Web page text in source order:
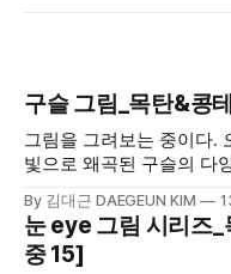
구슬 그림_목탄&콩
그림을 그려보는 중이다. 오늘은 그림. 구 형태의
빛으로 왜곡된 구슬의 다
By 김대근 DAEGEUN KIM
눈 eye 그림 시리즈
중 15]